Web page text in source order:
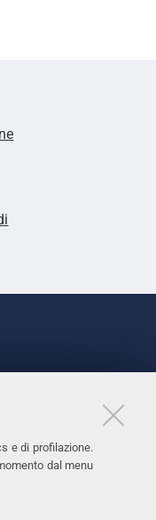
e di profilazione.
dal menu